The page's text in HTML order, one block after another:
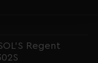
Regent